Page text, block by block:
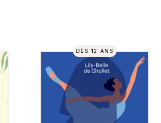
DÈS 12 ANS